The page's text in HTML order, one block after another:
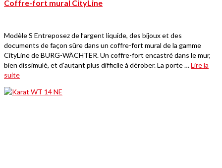
Coffre-fort mural CityLine
Modèle S Entreposez de l’argent liquide, des bijoux et des
documents de façon sûre dans un coffre-fort mural de la gamme
CityLine de BURG-WÄCHTER. Un coffre-fort encastré dans le mur,
bien dissimulé, et d’autant plus difficile à dérober. La porte …Lire la
suite